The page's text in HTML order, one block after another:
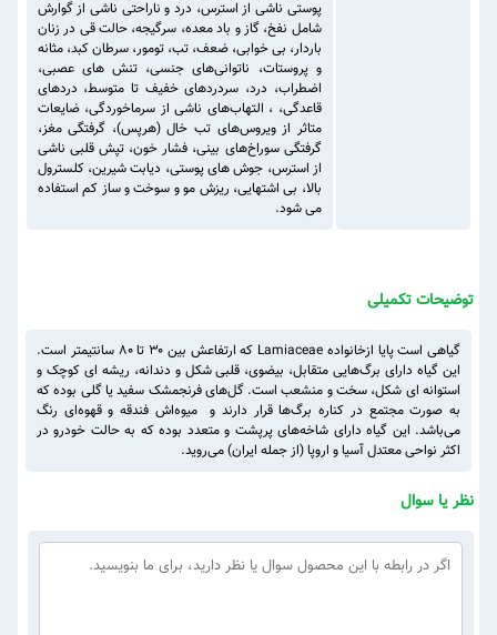
پوستی ناشی از استرس، درد و ناراحتی ناشی از گوارش
شامل نفخ، گاز و باد معده، سرگیجه، حالت قی در زنان
باردار، بی خوابی، ضعف، تب، تومور، سرطان کبد، مثانه
و پروستات، ناتوانی‌های جنسی، تنش های عصبی،
اضطراب، درد، سردردهای خفیف تا متوسط، دردهای
قاعدگی، ، التهاب‌های ناشی از سرماخوردگی، ضایعات
متاثر از ویروس‌های تب خال (هرپس)، گرفتگی مغز،
گرفتگی سوراخ‌های بینی، فشار خون، تپش قلبی ناشی
از استرس، جوش های پوستی، دیابت شیرین، کلسترول
بالا، بی اشتهایی، ریزش مو و سوخت و ساز کم استفاده
می شود.
توضیحات تکمیلی
گیاهی است پایا ازخانواده Lamiaceae که ارتفاعش بین ۳۰ تا ۸۰ سانتیمتر است.
این گیاه دارای برگ‌هایی متقابل، بیضوی، قلبی شکل و دندانه، ریشه ای کوچک و
استوانه ‌ای شکل، سخت و منشعب است. گل‌های فرنجمشک سفید یا گلی بوده که
به صورت مجتمع در کناره برگ‌ها قرار دارند و میوه‌اش فندقه و قهوه‌ای رنگ
می‌باشد. این گیاه دارای شاخه‌های پرپشت و متعدد بوده که به حالت خودرو در
اکثر نواحی معتدل آسیا و اروپا (از جمله ایران) می‌روید.
نظر یا سوال